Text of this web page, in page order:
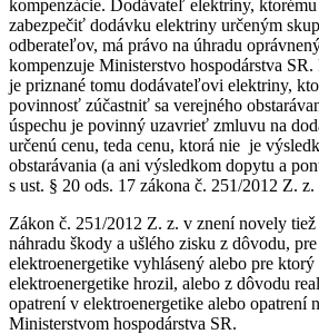
kompenzácie. Dodávateľ elektriny,
zabezpečiť dodávku elektriny určeným
odberateľov, má právo na úhradu
kompenzuje Ministerstvo hospodárstva
je priznané tomu dodávateľovi elektriny,
povinnosť zúčastniť sa verejného
úspechu je povinný uzavrieť zmluvu na
určenú cenu, teda cenu, ktorá nie je
obstarávania (a ani výsledkom dopytu a
s ust. § 20 ods. 17 zákona č. 251/2012 Z.
Zákon č. 251/2012 Z. z. v znení novely
náhradu škody a ušlého zisku z dôvodu,
elektroenergetike vyhlásený alebo pre ktorý
elektroenergetike hrozil, alebo z dôvodu
opatrení v elektroenergetike alebo opatrení
Ministerstvom hospodárstva SR.